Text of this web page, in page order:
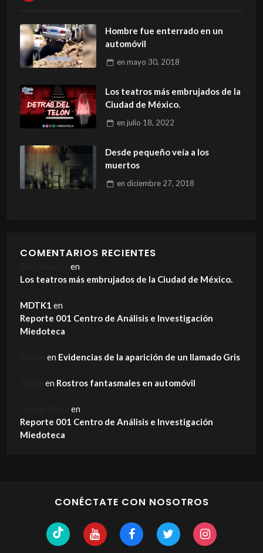
Hombre fue enterrado en un
automóvil
en mayo 30, 2018
Los teatros más embrujados de la
Ciudad de México.
en julio 18, 2022
Desde pequeño veía a los
muertos
en diciembre 27, 2018
COMENTARIOS RECIENTES
en
Los teatros más embrujados de la Ciudad de México.
MDTK1 en
Reporte 001 Centro de Análisis e Investigación
Miedoteca
en Evidencias de la aparición de un llamado Gris
en Rostros fantasmales en automóvil
en
Reporte 001 Centro de Análisis e Investigación
Miedoteca
CONÉCTATE CON NOSOTROS